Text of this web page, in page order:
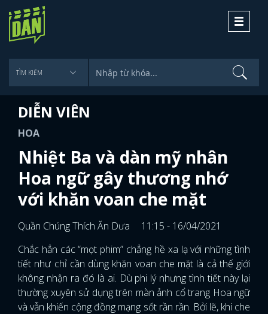
Toggle
DIỄN VIÊN
HOA
Nhiệt Ba và dàn mỹ nhân
Hoa ngữ gây thương nhớ
với khăn voan che mặt
Quần Chúng Thích Ăn Dưa
11:15 - 16/04/2021
Chắc hẳn các “mọt phim” chẳng hề xa lạ với những tình
tiết như chỉ cần dùng khăn voan che mặt là cả thế giới
không nhận ra đó là ai. Dù phi lý nhưng tình tiết này lại
thường xuyên sử dụng trên màn ảnh cổ trang Hoa ngữ
và vẫn khiến cộng đồng mạng sốt rần rần. Bởi lẽ, khi che